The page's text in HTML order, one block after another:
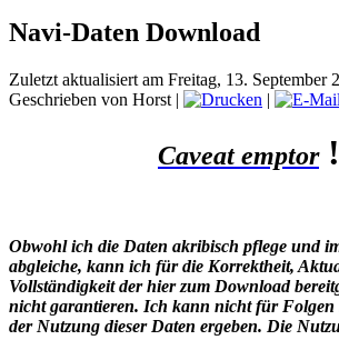
Navi-Daten Download
Zuletzt aktualisiert am Freitag, 13. September
Geschrieben von Horst | |
Caveat emptor!
Obwohl ich die Daten akribisch pflege und
abgleiche, kann ich für die Korrektheit,
Vollständigkeit der hier zum Download
nichtgarantieren. Ich kann nicht für Folgen
der Nutzung dieser Daten ergeben. Die